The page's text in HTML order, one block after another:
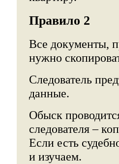
Правило 2
Все документы,
нужно
Следователь
данные.
Обыск
следователя –
Если есть
и изучаем.